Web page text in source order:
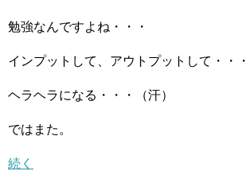
勉強なんですよね・・・
インプットして、アウトプットして・・・
ヘラヘラになる・・・（汗）
ではまた。
続く